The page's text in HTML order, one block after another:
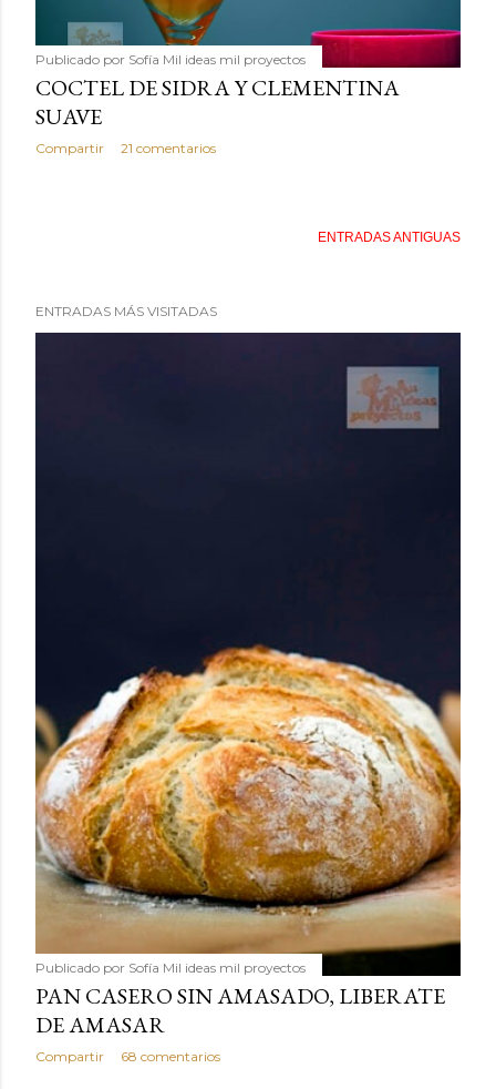
Publicado por Sofía Mil ideas mil proyectos
COCTEL DE SIDRA Y CLEMENTINA
SUAVE
Compartir 21 comentarios
ENTRADAS ANTIGUAS
ENTRADAS MÁS VISITADAS
Publicado por Sofía Mil ideas mil proyectos
PAN CASERO SIN AMASADO, LIBERATE
DE AMASAR
Compartir 68 comentarios